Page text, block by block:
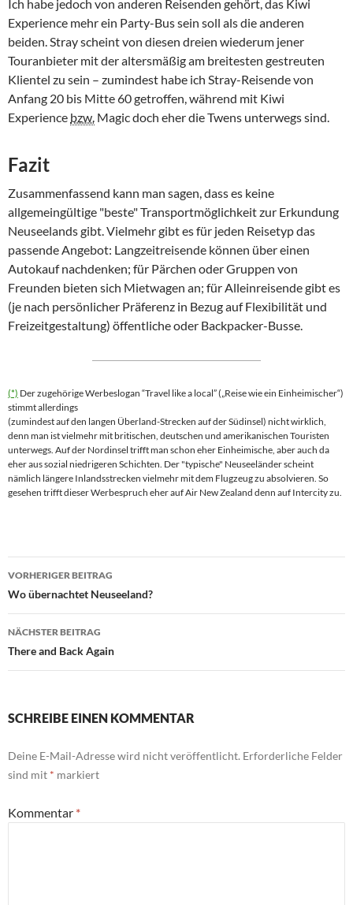
Ich habe jedoch von anderen Reisenden gehört, das Kiwi
Experience mehr ein Party-Bus sein soll als die anderen
beiden.Strayscheint von diesen dreien wiederum jener
Touranbieter mit der altersmäßig am breitesten gestreuten
Klientel zu sein – zumindest habe ich Stray-Reisende von
Anfang 20 bis Mitte 60 getroffen, während mit Kiwi
Experience bzw. Magicdoch eher die Twens unterwegs sind.
Fazit
Zusammenfassend kann man sagen, dass es keine
allgemeingültige "beste" Transportmöglichkeit zur Erkundung
Neuseelands gibt. Vielmehr gibt es für jeden Reisetyp das
passende Angebot: Langzeitreisende können über einen
Autokauf nachdenken; für Pärchen oder Gruppen von
Freunden bieten sich Mietwagen an; für Alleinreisende gibt es
(je nach persönlicher Präferenz in Bezug auf Flexibilität und
Freizeitgestaltung) öffentliche oder Backpacker-Busse.
(*) Der zugehörige Werbeslogan Travel like a local ( Reise wie ein Einheimischer )
stimmt allerdings
(zumindest auf den langen Überland-Strecken auf der Südinsel) nicht wirklich,
denn man ist vielmehr mit britischen, deutschen und amerikanischen Touristen
unterwegs. Auf der Nordinsel trifft man schon eher Einheimische, aber auch da
eher aus sozial niedrigeren Schichten. Der "typische" Neuseeländer scheint
nämlich längere Inlandsstrecken vielmehr mit dem Flugzeug zu absolvieren. So
gesehen trifft dieser Werbespruch eher aufAir New Zealand denn auf Intercityzu.
Beitragsnavigation
VORHERIGER BEITRAG
Wo übernachtet Neuseeland?
NÄCHSTER BEITRAG
There and Back Again
SCHREIBE EINEN KOMMENTAR
Deine E-Mail-Adresse wird nicht veröffentlicht. Erforderliche Felder
sind mit * markiert
Kommentar *